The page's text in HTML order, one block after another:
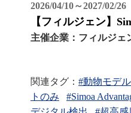
2026/04/10～2027/02/26
【フィルジェン】
主催企業： フィルジェ
関連タグ： #動物モデ
トのみ
#Simoa